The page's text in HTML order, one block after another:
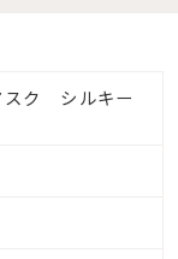
スク シルキー